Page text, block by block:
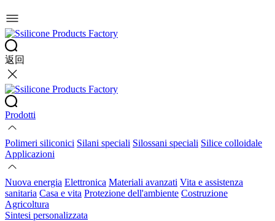
返回
Prodotti
Polimeri siliconici Silani speciali Silossani speciali Silice colloidale
Applicazioni
Nuova energia Elettronica Materiali avanzati Vita e assistenza
sanitaria Casa e vita Protezione dell'ambiente Costruzione
Agricoltura
Sintesi personalizzata